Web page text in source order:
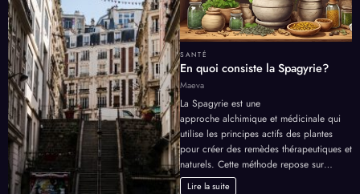
SANTÉ
En quoi consiste la Spagyrie?
Maeva
La Spagyrie est une
approche alchimique et médicinale qui
utilise les principes actifs des plantes
pour créer des remèdes thérapeutiques et
naturels. Cette méthode repose sur…
Lire la suite